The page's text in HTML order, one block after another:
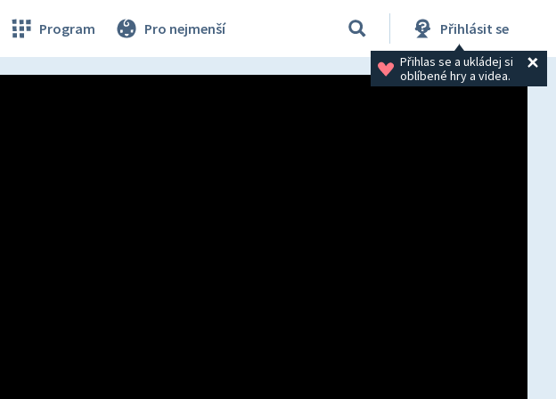
Program Pro nejmenší Přihlásit se
Přihlas se a ukládej si
oblíbené hry a videa.